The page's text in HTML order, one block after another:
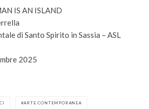
IS AN ISLAND
di Santo Spirito in Sassia – ASL
2025
ARTE CONTEMPORANEA